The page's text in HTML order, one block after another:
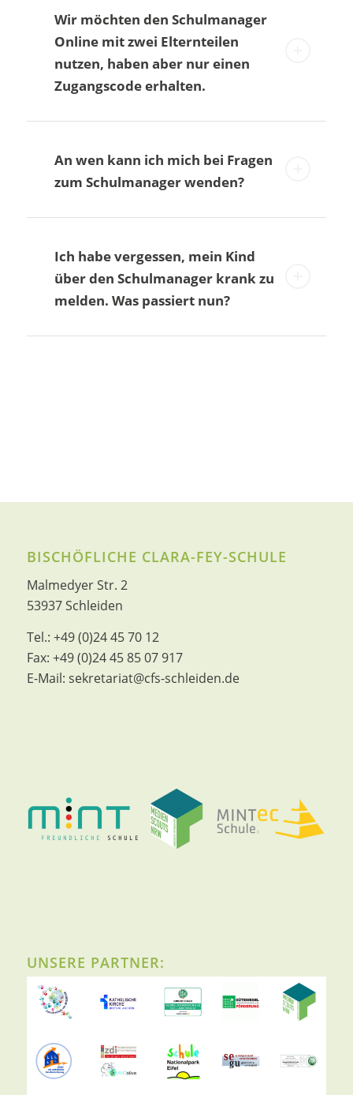
Wir möchten den Schulmanager
Online mit zwei Elternteilen
nutzen, haben aber nur einen
Zugangscode erhalten.
An wen kann ich mich bei Fragen
zum Schulmanager wenden?
Ich habe vergessen, mein Kind
über den Schulmanager krank zu
melden. Was passiert nun?
BISCHÖFLICHE CLARA-FEY-SCHULE
Malmedyer Str. 2
53937 Schleiden
Tel.: +49 (0)24 45 70 12
Fax: +49 (0)24 45 85 07 917
E-Mail: sekretariat@cfs-schleiden.de
UNSERE PARTNER: